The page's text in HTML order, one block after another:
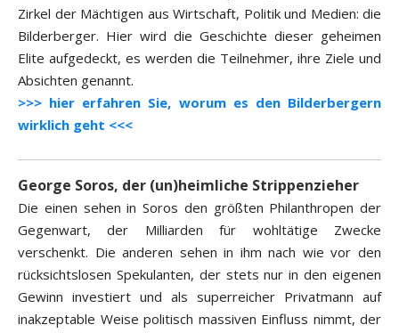
Zirkel der Mächtigen aus Wirtschaft, Politik und Medien: die
Bilderberger. Hier wird die Geschichte dieser geheimen
Elite aufgedeckt, es werden die Teilnehmer, ihre Ziele und
Absichten genannt.
>>> hier erfahren Sie, worum es den Bilderbergern
wirklich geht <<<
George Soros, der (un)heimliche Strippenzieher
Die einen sehen in Soros den größten Philanthropen der
Gegenwart, der Milliarden für wohltätige Zwecke
verschenkt. Die anderen sehen in ihm nach wie vor den
rücksichtslosen Spekulanten, der stets nur in den eigenen
Gewinn investiert und als superreicher Privatmann auf
inakzeptable Weise politisch massiven Einfluss nimmt, der